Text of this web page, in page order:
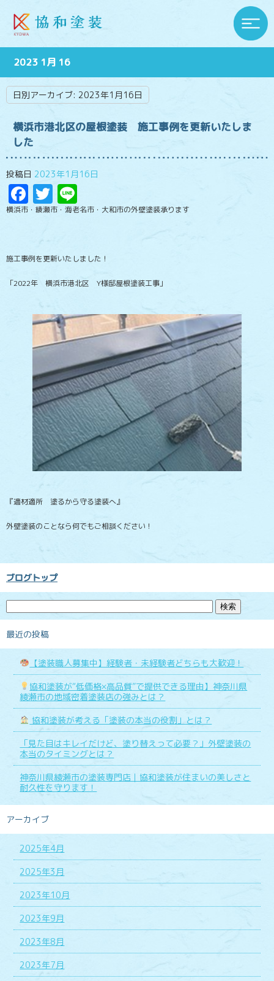
2023 1月 16
日別アーカイブ: 2023年1月16日
横浜市港北区の屋根塗装 施工事例を更新いたしま
した
投稿日 2023年1月16日
Facebook
Twitter
横浜市・綾瀬市・海老名市・大和市の外壁塗装承ります
施工事例を更新いたしました！
「2022年 横浜市港北区 Y様邸屋根塗装工事」
『適材適所 塗るから守る塗装へ』
外壁塗装のことなら何でもご相談ください！
ブログトップ
最近の投稿
【塗装職人募集中】経験者・未経験者どちらも大歓迎！
協和塗装が“低価格×高品質”で提供できる理由】神奈川県
綾瀬市の地域密着塗装店の強みとは？
協和塗装が考える「塗装の本当の役割」とは？
「見た目はキレイだけど、塗り替えって必要？」外壁塗装の
本当のタイミングとは？
神奈川県綾瀬市の塗装専門店｜協和塗装が住まいの美しさと
耐久性を守ります！
アーカイブ
2025年4月
2025年3月
2023年10月
2023年9月
2023年8月
2023年7月